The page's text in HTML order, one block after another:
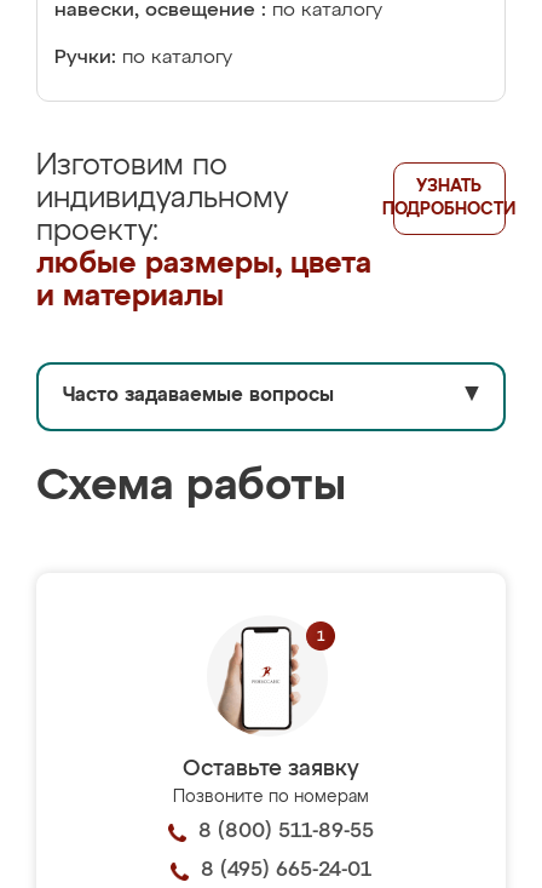
навески, освещение : по каталогу
Ручки: по каталогу
Изготовим по
индивидуальному
проекту:
любые размеры, цвета
и материалы
УЗНАТЬ
ПОДРОБНОСТИ
Часто задаваемые вопросы ▼
Схема работы
Оставьте заявку
Позвоните по номерам
8 (800) 511-89-55
8 (495) 665-24-01